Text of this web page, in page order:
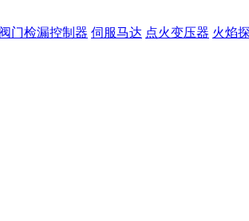
阀门检漏控制器 伺服马达 点火变压器 火焰